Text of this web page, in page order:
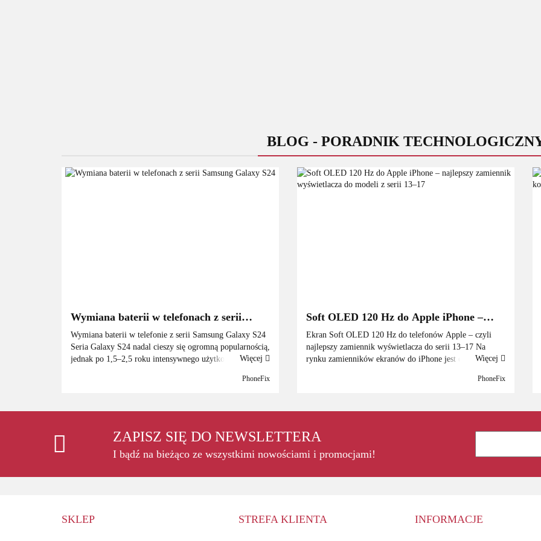
BLOG - PORADNIK
Wymiana baterii w telefonach z serii
Samsung Galaxy S24
PhoneFix
Wymiana baterii w telefonie z serii Samsung Galaxy S24
Seria Galaxy S24 nadal cieszy się ogromną popularnością,
jednak po 1,5–2,5 roku intensywnego użytkowania wiele
Więcej
Soft OLED 120 Hz do Apple iPhone –
najlepszy zamiennik wyświetlacza do
modeli z serii 13–17
PhoneFix
Ekran Soft OLED 120 Hz do telefonów Apple – czyli
najlepszy zamiennik wyświetlacza do serii 13–17 Na
rynku zamienników ekranów do iPhone jest ogromny
Więcej
ZAPISZ SIĘ DO NEWSLETTERA
I bądź na bieżąco ze wszystkimi nowościami i promocjami!
SKLEP STREFA KLIENTA INFORMACJE